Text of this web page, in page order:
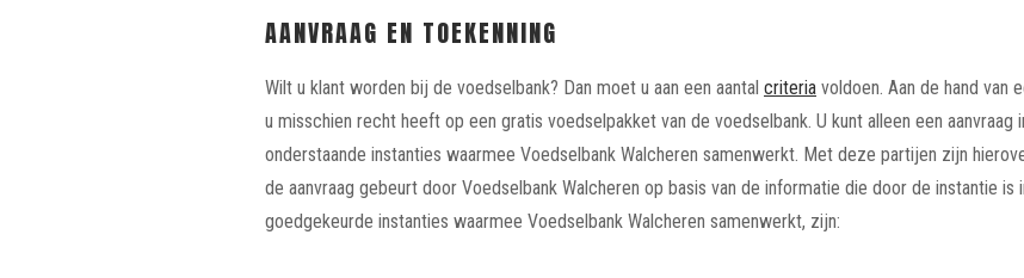
AANVRAAG EN TOEKENNING
Wilt u klant worden bij de voedselbank? Dan moet u aan een aantal criteria voldoen. Aan de hand van
u misschien recht heeft op een gratis voedselpakket van de voedselbank. U kunt alleen een aanvraag
onderstaande instanties waarmee Voedselbank Walcheren samenwerkt. Met deze partijen zijn
de aanvraag gebeurt door Voedselbank Walcheren op basis van de informatie die door de instantie is
goedgekeurde instanties waarmee Voedselbank Walcheren samenwerkt, zijn: